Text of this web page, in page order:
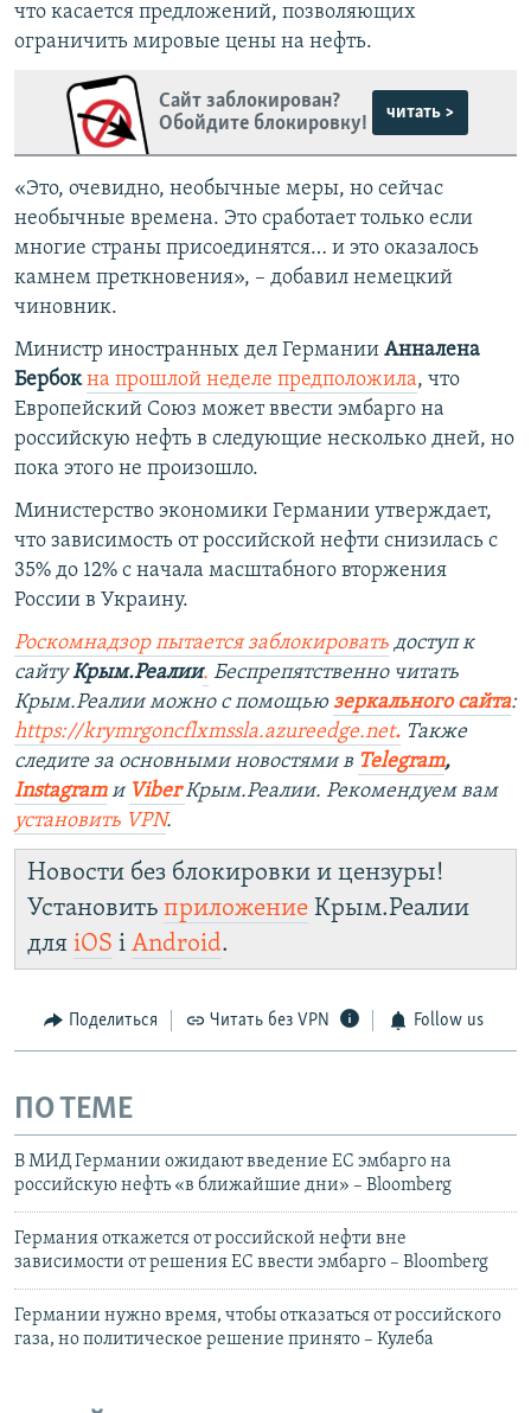
что касается предложений, позволяющих
ограничить мировые цены на нефть.
Сайт заблокирован?
Обойдите блокировку!
читать >
«Это, очевидно, необычные меры, но сейчас
необычные времена. Это сработает только если
многие страны присоединятся… и это оказалось
камнем преткновения», – добавил немецкий
чиновник.
Министр иностранных дел Германии Анналена
Бербок на прошлой неделе предположила, что
Европейский Союз может ввести эмбарго на
российскую нефть в следующие несколько дней, но
пока этого не произошло.
Министерство экономики Германии утверждает,
что зависимость от российской нефти снизилась с
35% до 12% с начала масштабного вторжения
России в Украину.
Роскомнадзор пытается заблокировать доступ к
сайтуКрым.Реалии. Беспрепятственно читать
Крым.Реалии можно с помощью зеркального сайта:
https://krymrgoncflxmssla.azureedge.net. Также
следите за основными новостями в Telegram,
Instagram и ViberКрым.Реалии. Рекомендуем вам
установить VPN.
Новости без блокировки и цензуры!
Установить приложение Крым.Реалии
для iOS і Android.
Поделиться Читать без VPN Follow us
ПО ТЕМЕ
В МИД Германии ожидают введение ЕС эмбарго на
российскую нефть «в ближайшие дни» – Bloomberg
Германия откажется от российской нефти вне
зависимости от решения ЕС ввести эмбарго – Bloomberg
Германии нужно время, чтобы отказаться от российского
газа, но политическое решение принято – Кулеба